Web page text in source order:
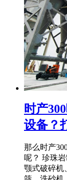
时产
设备？
那么时产
呢？ 珍珠
颚式破碎机